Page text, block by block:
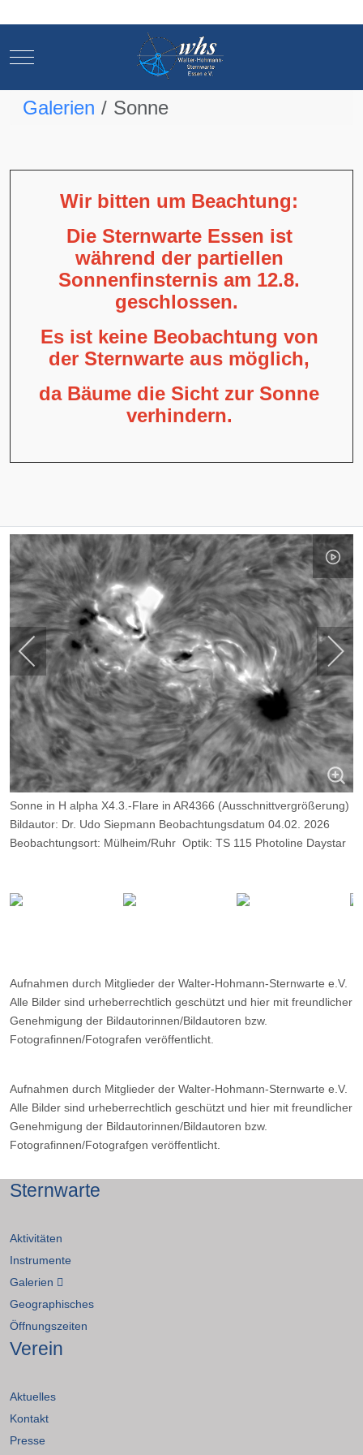
Mobile Menu Toggle
Galerien Sonne
Wir bitten um Beachtung:
Die Sternwarte Essen ist
während der partiellen
Sonnenfinsternis am 12.8.
geschlossen.
Es ist keine Beobachtung von
der Sternwarte aus möglich,
da Bäume die Sicht zur Sonne
verhindern.
Sonne in H alpha X4.3.-Flare in AR4366 (Ausschnittvergrößerung)
Bildautor: Dr. Udo Siepmann Beobachtungsdatum 04.02. 2026
Beobachtungsort: Mülheim/Ruhr Optik: TS 115 Photoline Daystar
Aufnahmen durch Mitglieder der Walter-Hohmann-Sternwarte e.V.
Alle Bilder sind urheberrechtlich geschützt und hier mit freundlicher
Genehmigung der Bildautorinnen/Bildautoren bzw.
Fotografinnen/Fotografen veröffentlicht.
Aufnahmen durch Mitglieder der Walter-Hohmann-Sternwarte e.V.
Alle Bilder sind urheberrechtlich geschützt und hier mit freundlicher
Genehmigung der Bildautorinnen/Bildautoren bzw.
Fotografinnen/Fotografgen veröffentlicht.
Sternwarte
Aktivitäten
Instrumente
Galerien
Geographisches
Öffnungszeiten
Verein
Aktuelles
Kontakt
Presse